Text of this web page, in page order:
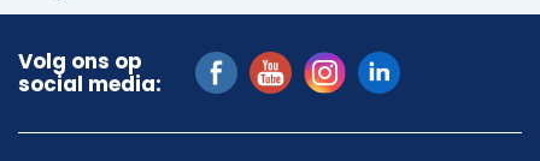
Volg ons op
social media: